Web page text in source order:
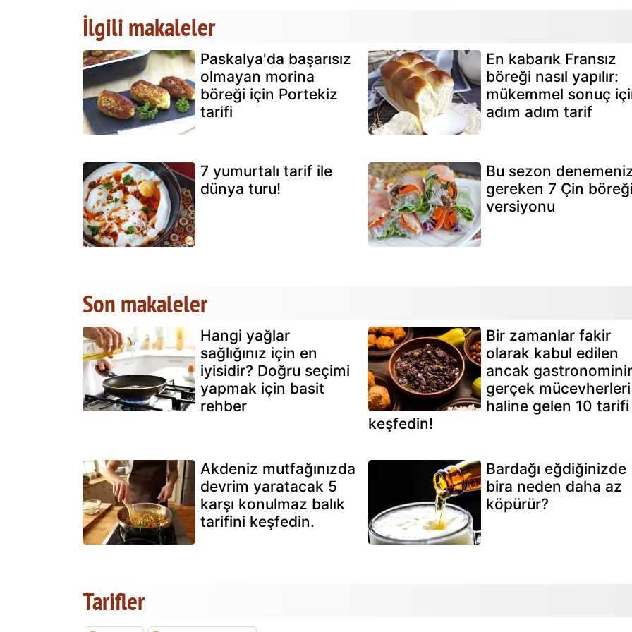
İlgili makaleler
Paskalya'da başarısız
olmayan morina
böreği için Portekiz
tarifi
En kabarık Fransız
böreği nasıl yapılır:
mükemmel sonuç
adım adım tarif
7 yumurtalı tarif ile
dünya turu!
Bu sezon
gereken 7 Çin böreği
versiyonu
Son makaleler
Hangi yağlar
sağlığınız için en
iyisidir? Doğru seçimi
yapmak için basit
rehber
Bir zamanlar fakir
olarak kabul edilen
ancak
gerçek mücevherleri
haline gelen 10 tarifi
keşfedin!
Akdeniz mutfağınızda
devrim yaratacak 5
karşı konulmaz balık
tarifini keşfedin.
Bardağı eğdiğinizde
bira neden daha az
köpürür?
Tarifler